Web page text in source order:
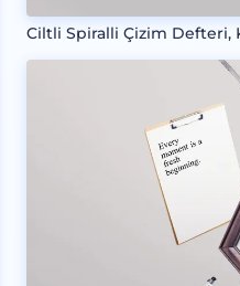
Ciltli Spiralli Çizim Defteri,